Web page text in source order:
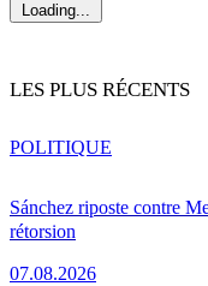
Loading...
LES PLUS RÉCENTS
Sánchez riposte contre
rétorsion
07.08.2026
POLITIQUE